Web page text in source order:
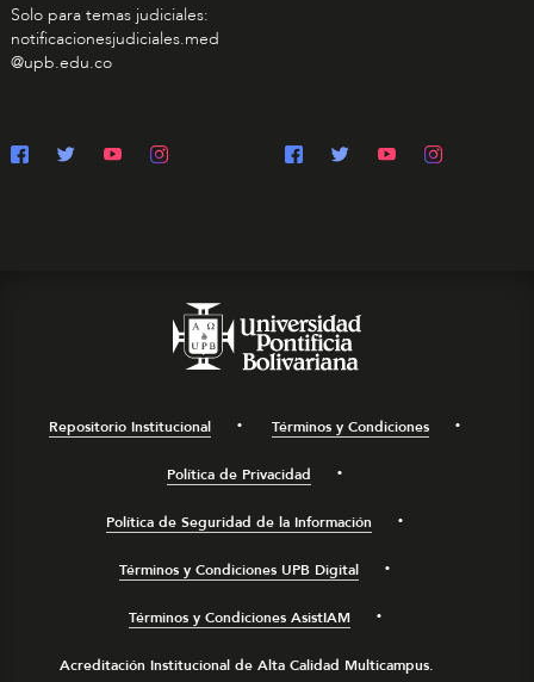
Solo para temas judiciales:
notificacionesjudiciales.med
@upb.edu.co
Repositorio Institucional Términos y Condiciones
Política de Privacidad
Política de Seguridad de la Información
Términos y Condiciones UPB Digital
Términos y Condiciones AsistIAM
Acreditación Institucional de Alta Calidad Multicampus.